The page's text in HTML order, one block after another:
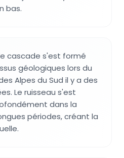
bas.
cascade s'est formé
géologiques lors du
Alpes du Sud il y a des
Le ruisseau s'est
dans la
périodes, créant la